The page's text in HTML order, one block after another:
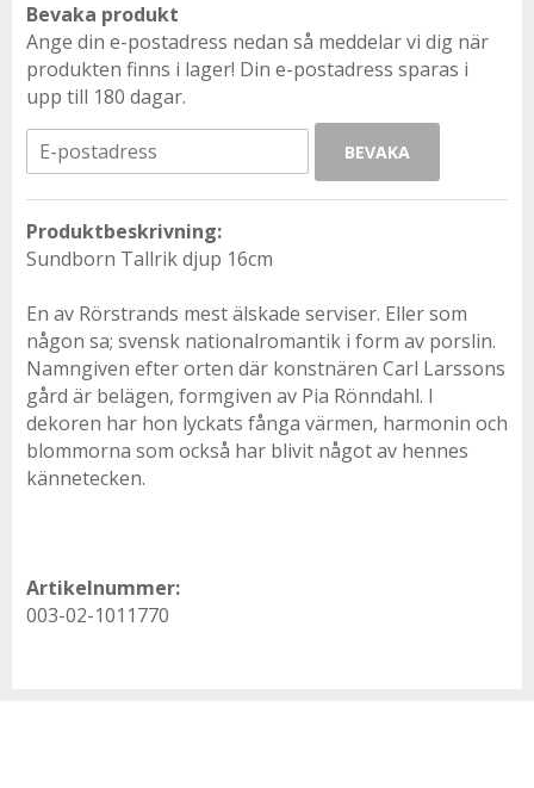
Bevaka produkt
Ange din e-postadress nedan så meddelar vi dig när
produkten finns i lager! Din e-postadress sparas i
upp till 180 dagar.
BEVAKA
Produktbeskrivning:
Sundborn Tallrik djup 16cm
En av Rörstrands mest älskade serviser. Eller som
någon sa; svensk nationalromantik i form av porslin.
Namngiven efter orten där konstnären Carl Larssons
gård är belägen, formgiven av Pia Rönndahl. I
dekoren har hon lyckats fånga värmen, harmonin och
blommorna som också har blivit något av hennes
kännetecken.
Artikelnummer:
003-02-1011770